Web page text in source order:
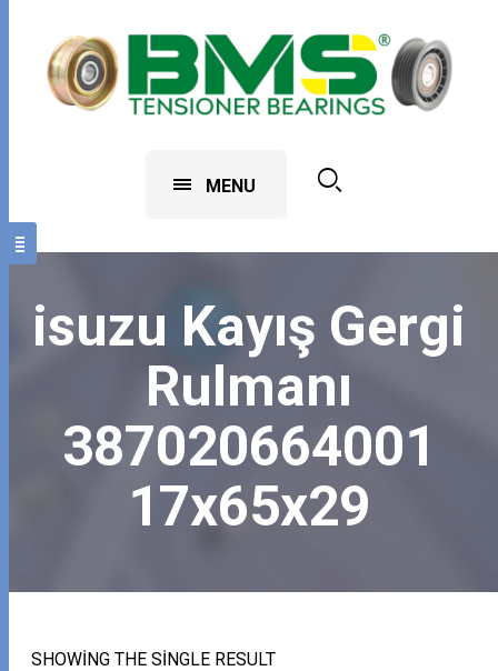
MENU
isuzu Kayış Gergi
Rulmanı
387020664001
17x65x29
SHOWING THE SINGLE RESULT